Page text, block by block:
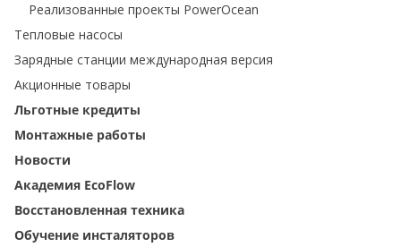
Реализованные проекты PowerOcean
Тепловые насосы
Зарядные станции международная версия
Акционные товары
Льготные кредиты
Монтажные работы
Новости
Академия EcoFlow
Восстановленная техника
Обучение инсталяторов